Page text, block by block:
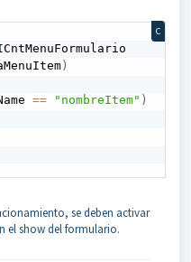
)
== "nombreItem" )
C
se deben activar
el show del formulario.